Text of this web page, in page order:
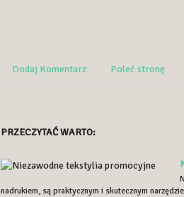
Dodaj Komentarz Poleć stronę
PRZECZYTAĆ WARTO:
nadrukiem, są praktycznym i skutecznym